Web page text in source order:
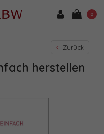
0
Zurück
herstellen